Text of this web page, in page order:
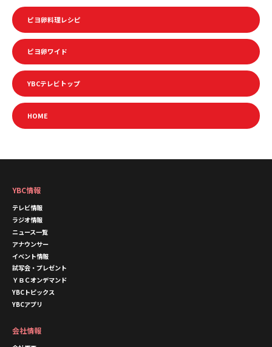
ピヨ卵料理レシピ
ピヨ卵ワイド
YBCテレビトップ
HOME
YBC情報
テレビ情報
ラジオ情報
ニュース一覧
アナウンサー
イベント情報
試写会・プレゼント
ＹＢＣオンデマンド
YBCトピックス
YBCアプリ
会社情報